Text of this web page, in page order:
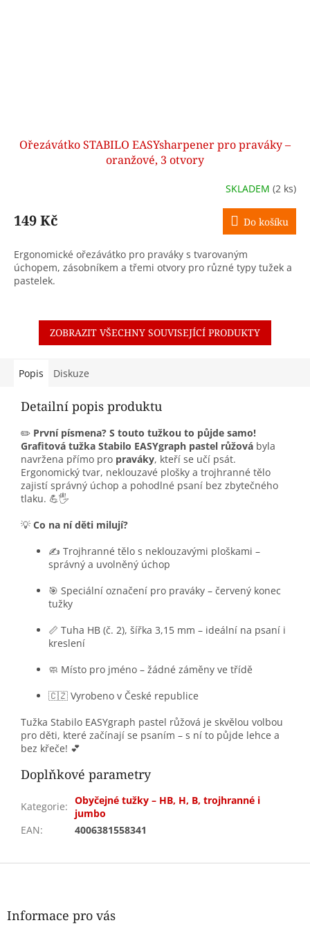
Ořezávátko STABILO EASYsharpener pro praváky –
oranžové, 3 otvory
SKLADEM (2 ks)
149 Kč Do košíku
Ergonomické ořezávátko pro praváky s tvarovaným
úchopem, zásobníkem a třemi otvory pro různé typy tužek a
pastelek.
ZOBRAZIT VŠECHNY SOUVISEJÍCÍ PRODUKTY
Popis Diskuze
Detailní popis produktu
✏️ První písmena? S touto tužkou to půjde samo!
Grafitová tužka Stabilo EASYgraph pastel růžová byla
navržena přímo pro praváky, kteří se učí psát.
Ergonomický tvar, neklouzavé plošky a trojhranné tělo
zajistí správný úchop a pohodlné psaní bez zbytečného
tlaku. 💪🖐️
💡 Co na ní děti milují?
✍️ Trojhranné tělo s neklouzavými ploškami –
správný a uvolněný úchop
🎯 Speciální označení pro praváky – červený konec
tužky
📏 Tuha HB (č. 2), šířka 3,15 mm – ideální na psaní i
kreslení
🧼 Místo pro jméno – žádné záměny ve třídě
🇨🇿 Vyrobeno v České republice
Tužka Stabilo EASYgraph pastel růžová je skvělou volbou
pro děti, které začínají se psaním – s ní to půjde lehce a
bez křeče! 💕
Doplňkové parametry
Kategorie: Obyčejné tužky – HB, H, B, trojhranné i
jumbo
EAN: 4006381558341
Z
Informace pro vás